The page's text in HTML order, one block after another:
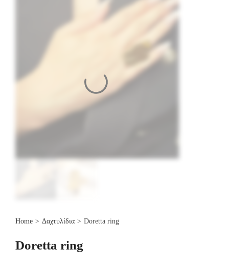
Home > Δαχτυλίδια > Doretta ring
Doretta ring